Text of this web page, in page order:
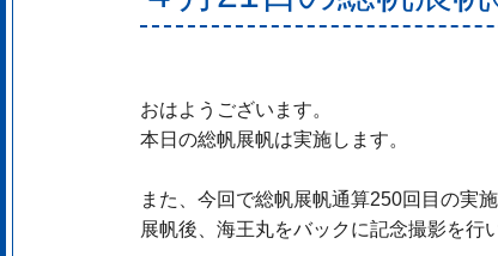
おはようございます。
本日の総帆展帆は実施します。
また、今回で総帆展帆通算250回目の実施
展帆後、海王丸をバックに記念撮影を行